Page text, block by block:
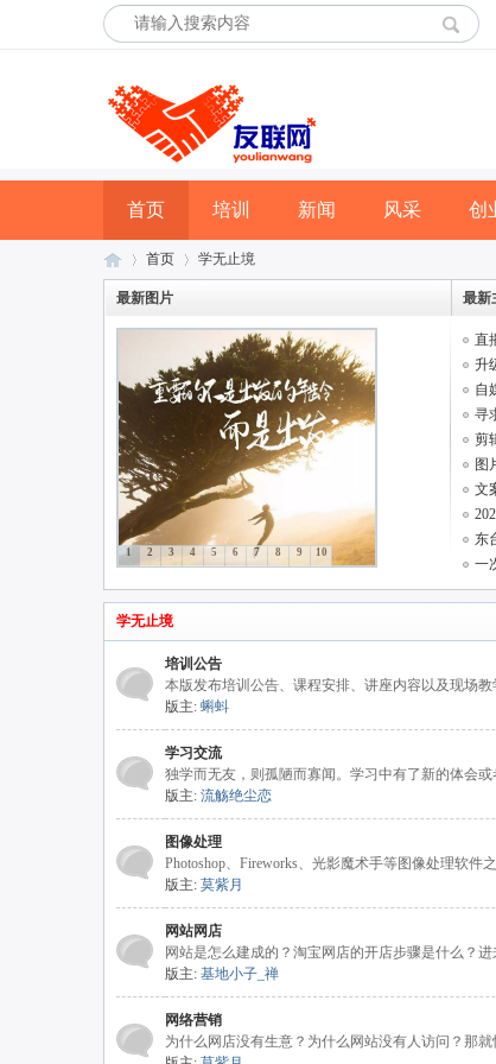
首页 培训 新闻 风采 创
联
首页 学无止境
最新图片
1 2 3 4 5 6 7 8 9 10
最新
直
升
自
寻
剪
图
文
东
一
学无止境
培训公告
本版发布培训公告、课程安排、讲座内容以及现场教
版主: 蝌蚪
学习交流
独学而无友，则孤陋而寡闻。学习中有了新的体会
版主: 流觞绝尘恋
图像处理
Photoshop、Fireworks、光影魔术手等图像处理软
版主: 莫紫月
网站网店
网站是怎么建成的？淘宝网店的开店步骤是什么？
版主: 基地小子_禅
网络营销
为什么网店没有生意？为什么网站没有人访问？那